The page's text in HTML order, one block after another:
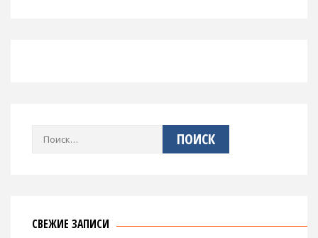
Найти:
СВЕЖИЕ ЗАПИСИ